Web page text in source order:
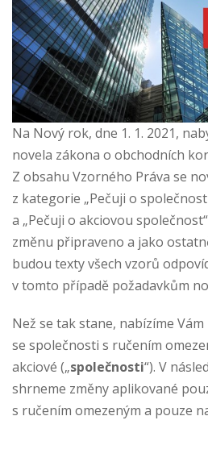
Na Nový rok, dne 1. 1. 2021,
novela zákona o obchodních
Z obsahu Vzorného Práva se
z kategorie „Pečuji o
a „Pečuji o akciovou
změnu připraveno a jako
budou texty všech vzorů
v tomto případě požadavkům
Než se tak stane, nabízíme
se společnosti s ručením
akciové („společnosti“). V
shrneme změny aplikované
s ručením omezeným a pouze